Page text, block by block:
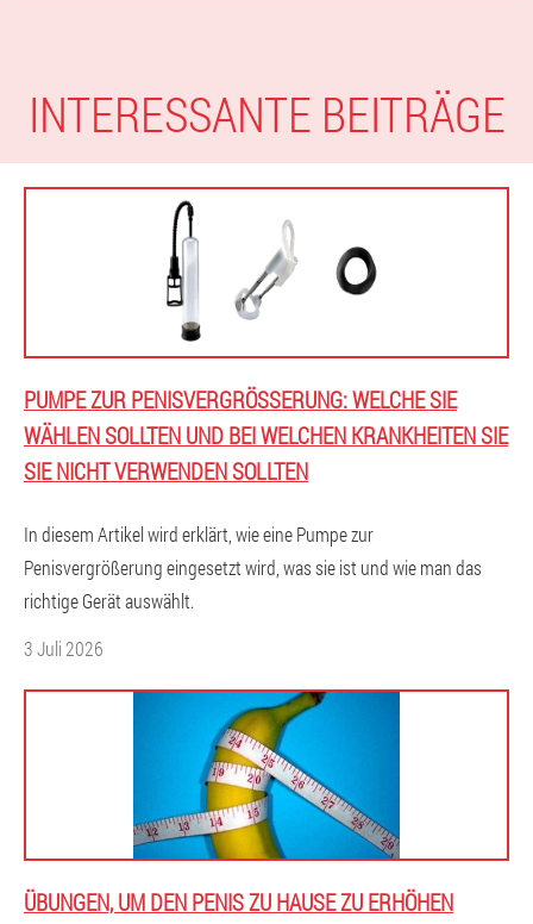
INTERESSANTE BEITRÄGE
PUMPE ZUR PENISVERGRÖSSERUNG: WELCHE SIE W
ÄHLEN SOLLTEN UND BEI WELCHEN KRANKHEITEN SIE S
IE NICHT VERWENDEN SOLLTEN
In diesem Artikel wird erklärt, wie eine Pumpe zur
Penisvergrößerung eingesetzt wird, was sie ist und wie man das
richtige Gerät auswählt.
3 Juli 2026
ÜBUNGEN, UM DEN PENIS ZU HAUSE ZU ERHÖHEN